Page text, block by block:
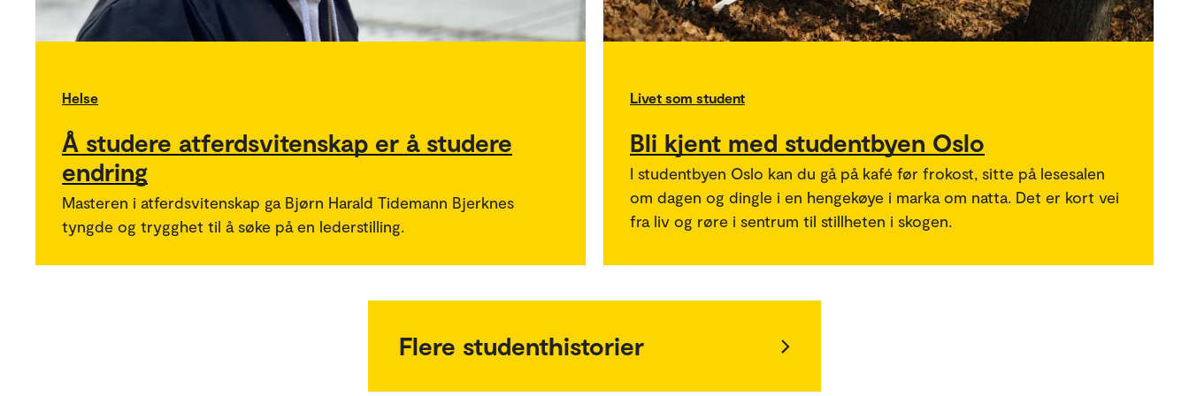
Helse
Å studere atferdsvitenskap er å studere
endring
Masteren i atferdsvitenskap ga Bjørn Harald Tidemann Bjerknes
tyngde og trygghet til å søke på en lederstilling.
Livet som student
Bli kjent med studentbyen Oslo
I studentbyen Oslo kan du gå på kafé før frokost, sitte på lesesalen
om dagen og dingle i en hengekøye i marka om natta. Det er kort vei
fra liv og røre i sentrum til stillheten i skogen.
Flere studenthistorier